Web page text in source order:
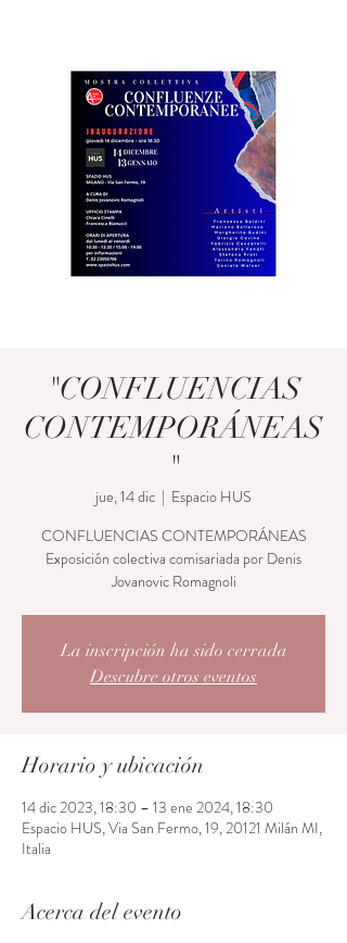
"CONFLUENCIAS
CONTEMPORÁNEAS
"
jue, 14 dic
  |
Espacio HUS
CONFLUENCIAS CONTEMPORÁNEAS
Exposición colectiva comisariada por Denis
Jovanovic Romagnoli
La inscripción ha sido cerrada
Descubre otros eventos
Horario y ubicación
14 dic 2023, 18:30 – 13 ene 2024, 18:30
Espacio HUS, Via San Fermo, 19, 20121 Milán MI,
Italia
Acerca del evento